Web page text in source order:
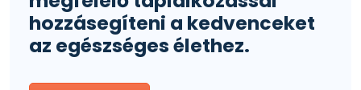
hozzásegíteni a kedvenceket
az egészséges élethez.